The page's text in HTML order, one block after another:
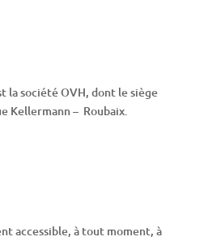
la société OVH, dont le siège
Kellermann – Roubaix.
accessible, à tout moment, à